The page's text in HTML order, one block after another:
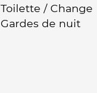
Toilette / Change
Gardes de nuit